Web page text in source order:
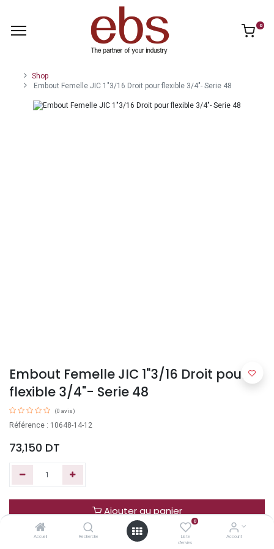
Accueil Recherche
0
Liste
d'envies
Account
0
Shop
Embout Femelle JIC 1"3/16 Droit pour flexible 3/4"- Serie 48
Embout Femelle JIC 1"3/16 Droit pour
flexible 3/4"- Serie 48
(0 avis)
Référence : 10648-14-12
73,150 DT
Ajouter au panier
Acheter maintenant